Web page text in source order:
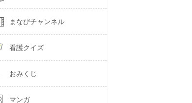
まなびチャンネル
看護クイズ
おみくじ
マンガ